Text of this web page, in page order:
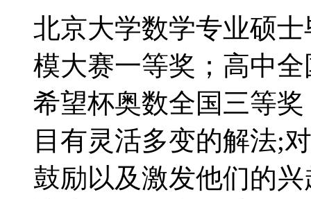
北京大学数学专业硕
模大赛一等奖；高中
希望杯奥数全国三等
目有灵活多变的解法;
鼓励以及激发他们的